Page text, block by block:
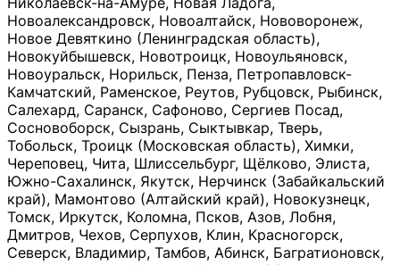
Новоалександровск, Новоалтайск, Нововоронеж,
Новое Девяткино (Ленинградская область),
Новокуйбышевск, Новотроицк, Новоульяновск,
Новоуральск, Норильск, Пенза, Петропавловск-
Камчатский, Раменское, Реутов, Рубцовск, Рыбинск,
Салехард, Саранск, Сафоново, Сергиев Посад,
Сосновоборск, Сызрань, Сыктывкар, Тверь,
Тобольск, Троицк (Московская область), Химки,
Череповец, Чита, Шлиссельбург, Щёлково, Элиста,
Южно-Сахалинск, Якутск, Нерчинск (Забайкальский
край), Мамонтово (Алтайский край), Новокузнецк,
Томск, Иркутск, Коломна, Псков, Азов, Лобня,
Дмитров, Чехов, Серпухов, Клин, Красногорск,
Северск, Владимир, Тамбов, Абинск, Багратионовск,